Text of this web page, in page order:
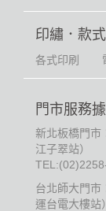
印繡．款式
各式印刷
門市服務
新北板橋門市
江子翠站）
TEL:
台北師大門市
運台電大樓站）